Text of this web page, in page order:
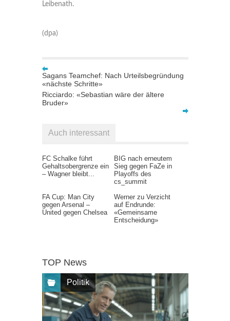
Leibenath.
(dpa)
Sagans Teamchef: Nach Urteilsbegründung
«nächste Schritte»
Ricciardo: «Sebastian wäre der ältere
Bruder»
Auch interessant
FC Schalke führt
Gehaltsobergrenze ein
– Wagner bleibt...
BIG nach erneutem
Sieg gegen FaZe in
Playoffs des
cs_summit
FA Cup: Man City
gegen Arsenal –
United gegen Chelsea
Werner zu Verzicht
auf Endrunde:
«Gemeinsame
Entscheidung»
TOP News
Politik